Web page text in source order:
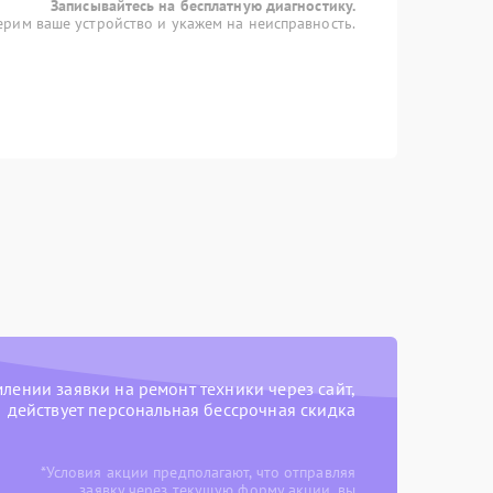
Записывайтесь на бесплатную диагностику.
ваше устройство и укажем на неисправность.
заявки на ремонт техники через сайт,
действует персональная бессрочная скидка
*Условия акции предполагают, что отправляя